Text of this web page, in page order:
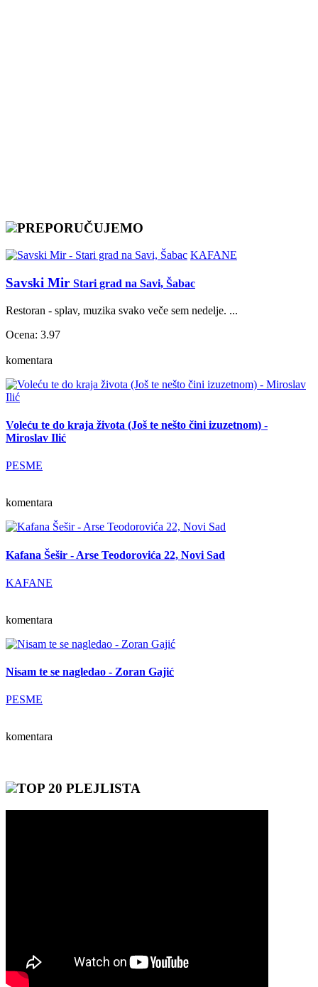
PREPORUČUJEMO
KAFANE
Savski Mir Stari grad na Savi, Šabac
Restoran - splav, muzika svako veče sem nedelje. ...
Ocena: 3.97
komentara
Voleću te do kraja života (Još te nešto čini izuzetnom) -
Miroslav Ilić
PESME
komentara
Kafana Šešir - Arse Teodorovića 22, Novi Sad
KAFANE
komentara
Nisam te se nagledao - Zoran Gajić
PESME
komentara
TOP 20 PLEJLISTA